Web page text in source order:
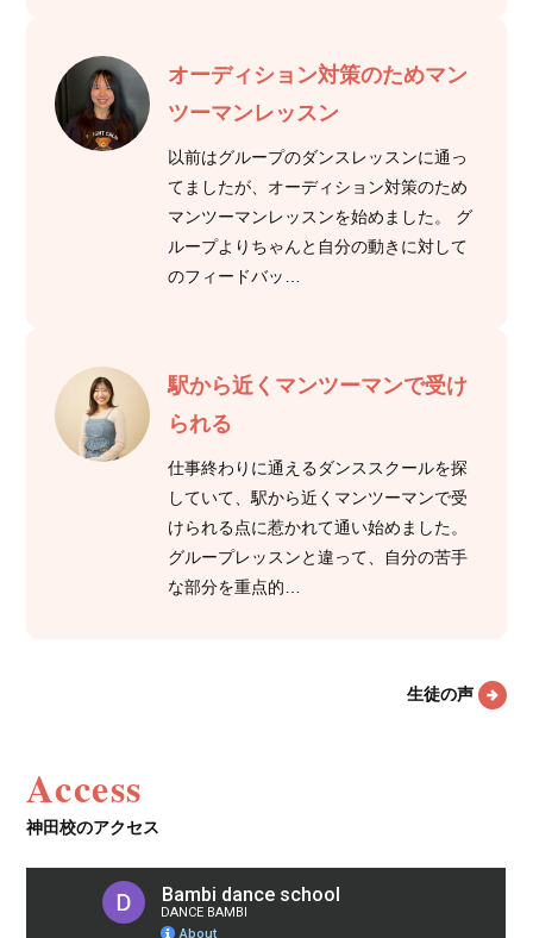
オーディション対策のためマン
ツーマンレッスン
以前はグループのダンスレッスンに通っ
てましたが、オーディション対策のため
マンツーマンレッスンを始めました。 グ
ループよりちゃんと自分の動きに対して
のフィードバッ…
駅から近くマンツーマンで受け
られる
仕事終わりに通えるダンススクールを探
していて、駅から近くマンツーマンで受
けられる点に惹かれて通い始めました。
グループレッスンと違って、自分の苦手
な部分を重点的…
生徒の声
Access
神田校のアクセス